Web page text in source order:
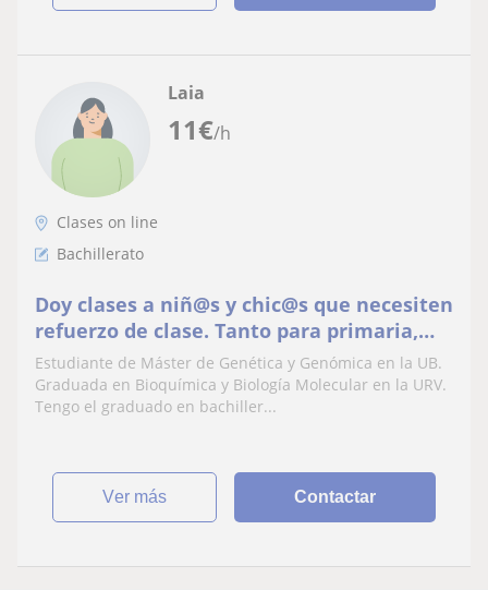
11€/h
Laia
Clases on line
Bachillerato
Doy clases a niñ@s y chic@s que necesiten
refuerzo de clase. Tanto para primaria,
ESO como bachiller y si es de Biología
también de universidad
Estudiante de Máster de Genética y Genómica en la UB.
Graduada en Bioquímica y Biología Molecular en la URV.
Tengo el graduado en bachiller...
ver más Contactar